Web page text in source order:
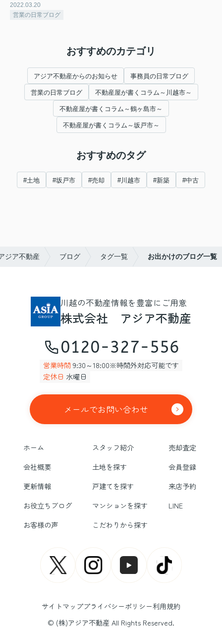
2022.03.20
営業の日常ブログ
おすすめのカテゴリ
アジア不動産からのお知らせ 事務員の日常ブログ
営業の日常ブログ 不動産屋が書くコラム～川越市～
不動産屋が書くコラム～鶴ヶ島市～
不動産屋が書くコラム～坂戸市～
おすすめのタグ
#土地 #坂戸市 #売却 #川越市 #新築 #中古
ジア不動産 ブログ タグ一覧 お出かけのブログ一覧
川越の不動産情報を豊富にご用意
株式会社 アジア不動産
0120-327-556
営業時間 9:30～18:00※時間外対応可能です
定休日 水曜日
メールでお問い合わせ
ホーム スタッフ紹介
売却査定
会社概要
土地を探す
会員登録
更新情報
戸建てを探す
来店予約
お役立ちブログ
マンションを探す
LINE
お客様の声
こだわりから探す
サイトマッププライバシーポリシー利用規約
© (株)アジア不動産 All Rights Reserved.